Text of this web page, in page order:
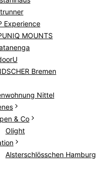
Experience
MOUNTS
Bremen
Nittel
& Co
Olight
Alsterschlösschen Hamburg